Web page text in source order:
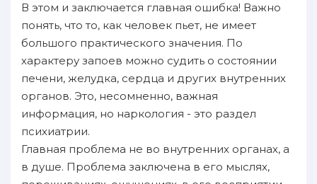
В этом и заключается главная ошибка! Важно
понять, что то, как человек пьет, не имеет
большого практического значения. По
характеру запоев можно судить о состоянии
печени, желудка, сердца и других внутренних
органов. Это, несомненно, важная
информация, но наркология - это раздел
психиатрии.
Главная проблема не во внутренних органах, а
в душе. Проблема заключена в его мыслях,